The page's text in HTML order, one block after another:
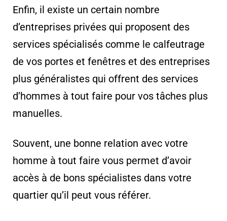
Enfin, il existe un certain nombre
d’entreprises privées qui proposent des
services spécialisés comme le calfeutrage
de vos portes et fenêtres et des entreprises
plus généralistes qui offrent des services
d’hommes à tout faire pour vos tâches plus
manuelles.
Souvent, une bonne relation avec votre
homme à tout faire vous permet d’avoir
accès à de bons spécialistes dans votre
quartier qu’il peut vous référer.